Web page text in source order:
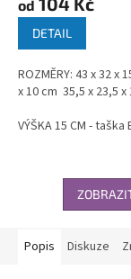
od
DETAIL
ROZMĚRY: 43 x 32 x
x 10 cm 35,5 x 23,5 x
VÝŠKA 15 CM - taška
Popis Diskuze